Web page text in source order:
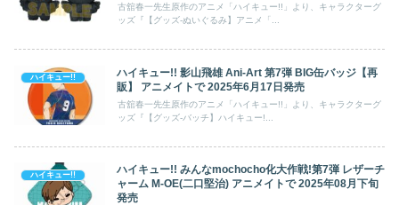
古舘春一先生原作のアニメ「ハイキュー!!」より、キャラクターグ
ッズ『【グッズ-ぬいぐるみ】アニメ「...
ハイキュー!!
ハイキュー!! 影山飛雄 Ani-Art 第7弾 BIG缶バッジ【再
販】 アニメイトで 2025年6月17日発売
古舘春一先生原作のアニメ「ハイキュー!!」より、キャラクターグ
ッズ『【グッズ-バッチ】ハイキュー!...
ハイキュー!!
ハイキュー!! みんなmochocho化大作戦!第7弾 レザーチ
ャーム M-OE(二口堅治) アニメイトで 2025年08月下旬
発売